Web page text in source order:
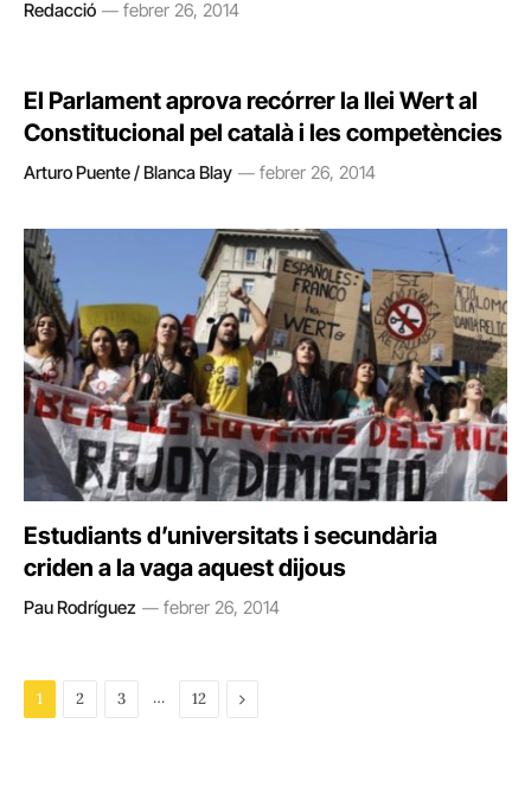
Redacció febrer 26, 2014
El Parlament aprova recórrer la llei Wert al
Constitucional pel català i les competències
Arturo Puente / Blanca Blay febrer 26, 2014
Estudiants d’universitats i secundària
criden a la vaga aquest dijous
Pau Rodríguez febrer 26, 2014
1 2 3 … 12 Next